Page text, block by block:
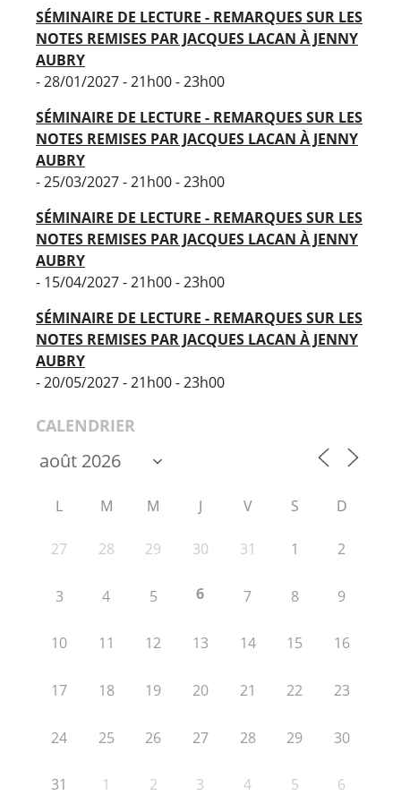
SÉMINAIRE DE LECTURE - REMARQUES SUR LES
NOTES REMISES PAR JACQUES LACAN À JENNY
AUBRY
- 28/01/2027 - 21h00 - 23h00
SÉMINAIRE DE LECTURE - REMARQUES SUR LES
NOTES REMISES PAR JACQUES LACAN À JENNY
AUBRY
- 25/03/2027 - 21h00 - 23h00
SÉMINAIRE DE LECTURE - REMARQUES SUR LES
NOTES REMISES PAR JACQUES LACAN À JENNY
AUBRY
- 15/04/2027 - 21h00 - 23h00
SÉMINAIRE DE LECTURE - REMARQUES SUR LES
NOTES REMISES PAR JACQUES LACAN À JENNY
AUBRY
- 20/05/2027 - 21h00 - 23h00
CALENDRIER
L M M J V S D
27 28 29 30 31 1 2
3 4 5 6 7 8 9
10 11 12 13 14 15 16
17 18 19 20 21 22 23
24 25 26 27 28 29 30
31 1 2 3 4 5 6